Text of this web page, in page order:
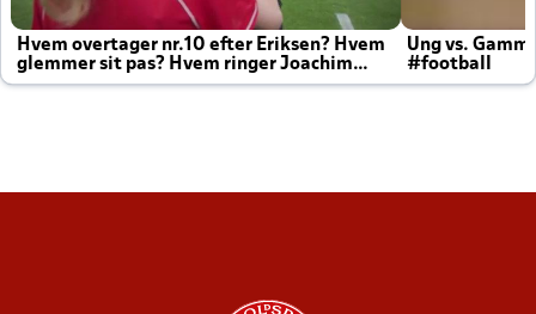
Hvem overtager nr.10 efter Eriksen? Hvem
glemmer sit pas? Hvem ringer Joachim
altid til efter kampe?
Ung vs.
#football